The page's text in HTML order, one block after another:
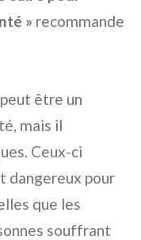
» recommande
être un
mais il
Ceux-ci
dangereux pour
que les
souffrant